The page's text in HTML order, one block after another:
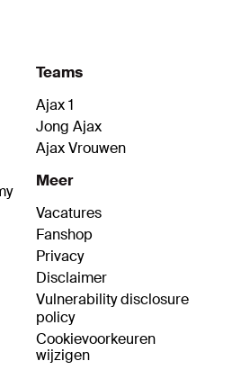
Teams
Ajax 1
Jong Ajax
Ajax Vrouwen
Meer
Vacatures
Fanshop
Privacy
Disclaimer
Vulnerability disclosure
policy
Cookievoorkeuren
wijzigen